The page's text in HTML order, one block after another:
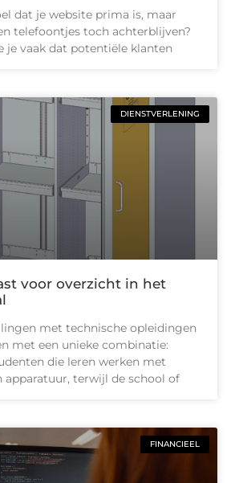
dat je website prima is, maar
telefoontjes toch achterblijven?
je vaak dat potentiële klanten
DIENSTVERLENING
voor overzicht in het
met technische opleidingen
met een unieke combinatie:
die leren werken met
apparatuur, terwijl de school of
FINANCIEEL